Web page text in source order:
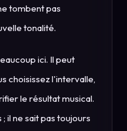
tombent pas
tonalité.
ici. Il peut
choisissez l'intervalle,
le résultat musical.
il ne sait pas toujours